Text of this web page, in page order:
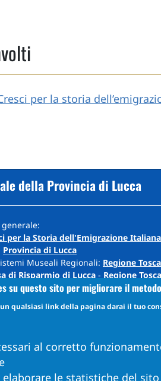
per la storia
della Provincia di Lucca
per la Storia dell'Emigrazione Italiana
Provincia di Lucca
Museali Regionali: Regione
di Risparmio di Lucca - Regione
- 55100 Lucca
su questo sito per migliorare il
un qualsiasi link della pagina darai il tuo
al corretto
elaborare le statistiche del sito